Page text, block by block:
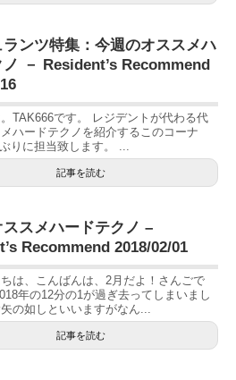
ランツ特集：今週のオススメハ
ノ － Resident’s Recommend
TAK666です。 レジデントが代わる代
ハードテクノを紹介するこのコーナ
りに担当致します。 ...
記事を読む
スメハードテクノ –
Recommend 2018/02/01
は、こんばんは、2月だよ！さんごで
年の12分の1が過ぎ去ってしまいまし
の如しといいますがなん...
記事を読む